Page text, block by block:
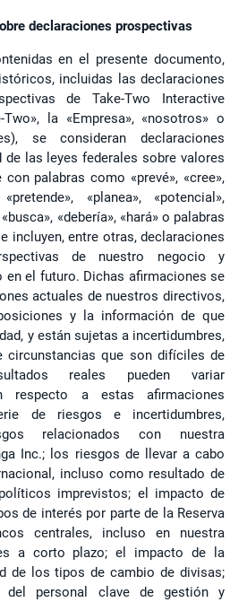
declaraciones prospectivas
en el presente documento,
incluidas las declaraciones
de Take-Two Interactive
Two», la «Empresa», «nosotros» o
se consideran declaraciones
de las leyes federales sobre valores
palabras como «prevé», «cree»,
«planea», «potencial»,
«debería», «hará» o palabras
incluyen, entre otras, declaraciones
de nuestro negocio y
en el futuro. Dichas afirmaciones se
actuales de nuestros directivos,
y la información de que
y están sujetas a incertidumbres,
circunstancias que son difíciles de
reales pueden variar
respecto a estas afirmaciones
de riesgos e incertidumbres,
relacionados con nuestra
Inc.; los riesgos de llevar a cabo
incluso como resultado de
imprevistos; el impacto de
de interés por parte de la Reserva
centrales, incluso en nuestra
a corto plazo; el impacto de la
de los tipos de cambio de divisas;
del personal clave de gestión y